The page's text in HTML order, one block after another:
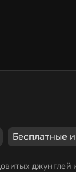
Бесплатные